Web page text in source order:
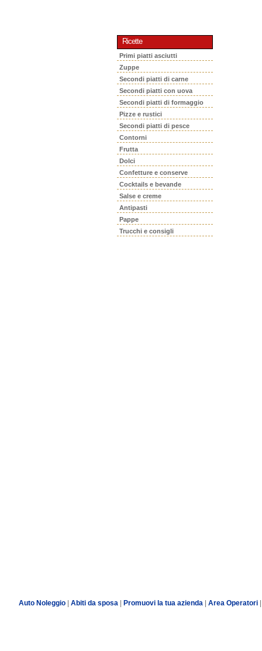
Ricette
Primi piatti asciutti
Zuppe
Secondi piatti di carne
Secondi piatti con uova
Secondi piatti di formaggio
Pizze e rustici
Secondi piatti di pesce
Contorni
Frutta
Dolci
Confetture e conserve
Cocktails e bevande
Salse e creme
Antipasti
Pappe
Trucchi e consigli
Auto Noleggio| Abiti da sposa| Promuovi la tua azienda Area Operatori